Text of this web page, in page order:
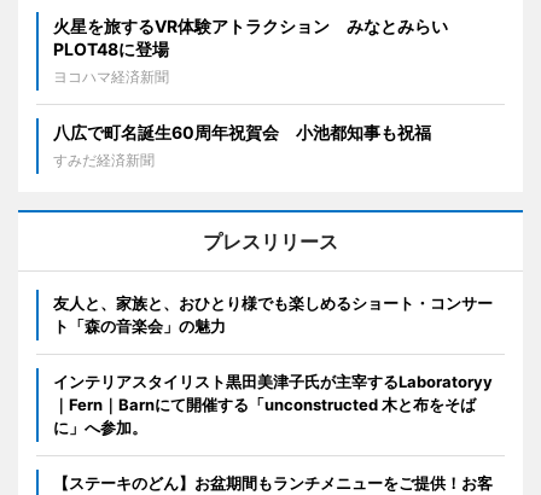
火星を旅するVR体験アトラクション みなとみらい
PLOT48に登場
ヨコハマ経済新聞
八広で町名誕生60周年祝賀会 小池都知事も祝福
すみだ経済新聞
プレスリリース
友人と、家族と、おひとり様でも楽しめるショート・コンサー
ト「森の音楽会」の魅力
インテリアスタイリスト黒田美津子氏が主宰するLaboratoryy
｜Fern｜Barnにて開催する「unconstructed 木と布をそば
に」へ参加。
【ステーキのどん】お盆期間もランチメニューをご提供！お客